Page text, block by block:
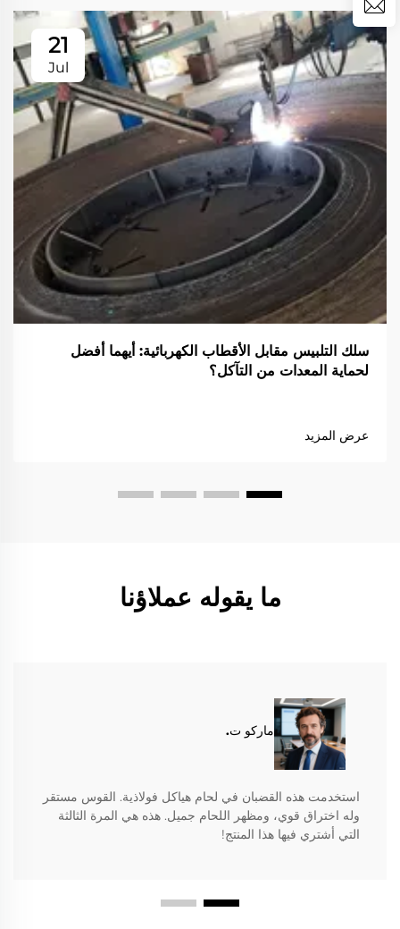
21
Jul
سلك التلبيس مقابل الأقطاب الكهربائية: أيهما أفضل
لحماية المعدات من التآكل؟
عرض المزيد
ما يقوله عملاؤنا
ماركو ت.
استخدمت هذه القضبان في لحام هياكل فولاذية. القوس مستقر
وله اختراق قوي، ومظهر اللحام جميل. هذه هي المرة الثالثة
التي أشتري فيها هذا المنتج!